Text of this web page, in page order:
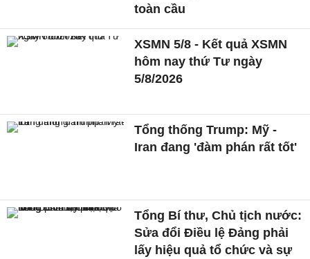
toàn cầu
XSMN 5/8 - Kết quả XSMN
hôm nay thứ Tư ngày
5/8/2026
Tổng thống Trump: Mỹ -
Iran đang 'đàm phán rất tốt'
Tổng Bí thư, Chủ tịch nước:
Sửa đổi Điều lệ Đảng phải
lấy hiệu quả tổ chức và sự